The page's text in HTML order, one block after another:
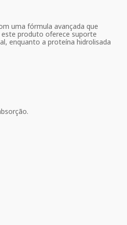
uma fórmula avançada que
este produto oferece suporte
enquanto a proteína hidrolisada